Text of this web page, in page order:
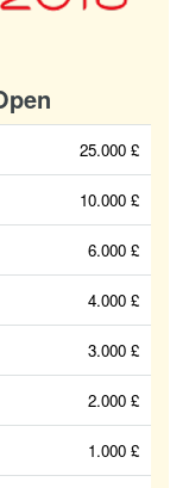
25.000 £
10.000 £
6.000 £
4.000 £
3.000 £
2.000 £
1.000 £